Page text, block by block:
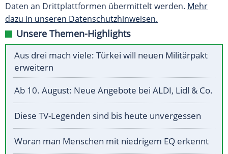
Daten an Drittplattformen übermittelt werden. Mehr
dazu in unseren Datenschutzhinweisen.
Unsere Themen-Highlights
Aus drei mach viele: Türkei will neuen Militärpakt
erweitern
Ab 10. August: Neue Angebote bei ALDI, Lidl & Co.
Diese TV-Legenden sind bis heute unvergessen
Woran man Menschen mit niedrigem EQ erkennt